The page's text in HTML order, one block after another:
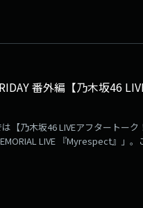
ら読むことができます！#スク
番外編【乃木坂46
【乃木坂46 LIVEアフタートー
LIVE 『Myrespect』」
来るまでの間なので、さすが
熱く話したLIVEアフタートー